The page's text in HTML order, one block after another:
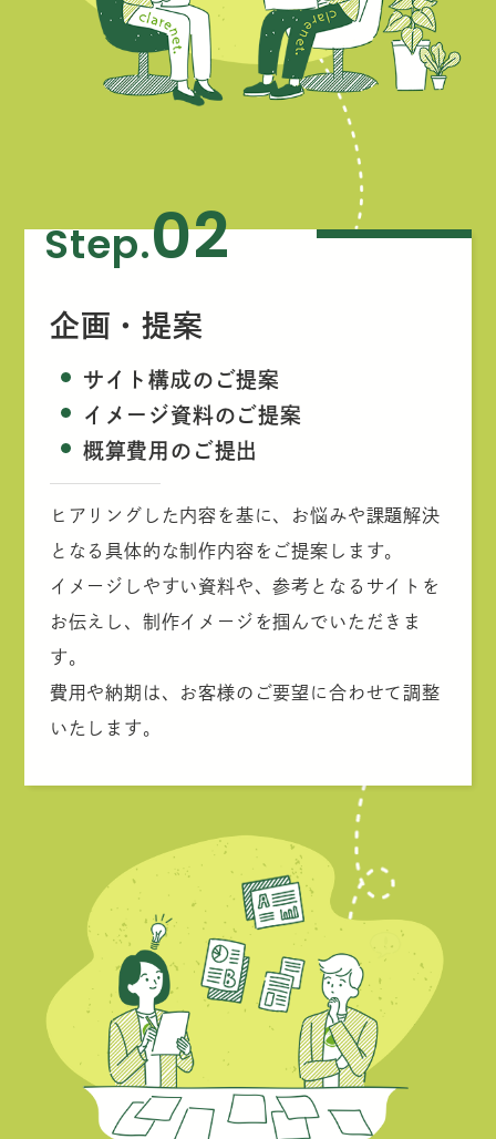
Step.02
企画・提案
サイト構成のご提案
イメージ資料のご提案
概算費用のご提出
ヒアリングした内容を基に、お悩みや課題解決
となる具体的な制作内容をご提案します。
イメージしやすい資料や、参考となるサイトを
お伝えし、制作イメージを掴んでいただきま
す。
費用や納期は、お客様のご要望に合わせて調整
いたします。